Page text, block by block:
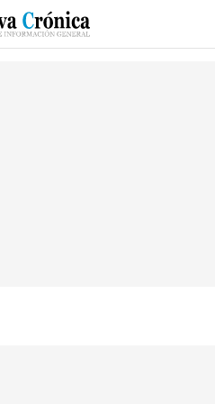
ESPECIALES DEPORTES